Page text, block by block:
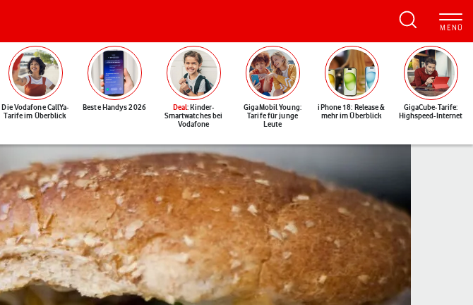
Die Vodafone CallYa-
Tarife im Überblick
Beste Handys 2026 Deal: Kinder-
Smartwatches bei
Vodafone
GigaMobil Young:
Tarife für junge
Leute
iPhone 18: Release &
mehr im Überblick
GigaCube-Tarife:
Highspeed-Internet